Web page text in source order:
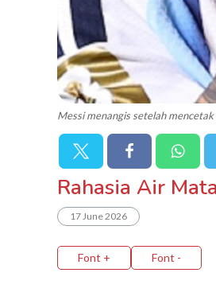
Messi menangis setelah
Rahasia Air
17 June 2026
Font + Font -